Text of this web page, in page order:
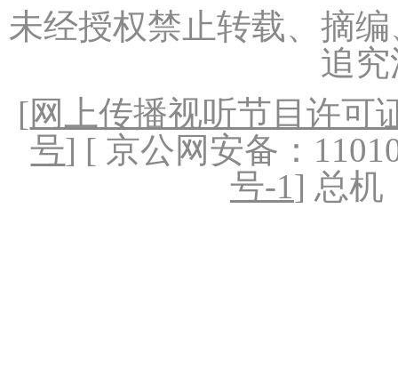
未经授权禁止转载、摘
追
[网上传播视听节目许可
号] [ 京公网安备：
号-1] 总机